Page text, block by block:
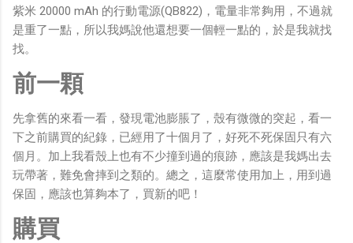
紫米 20000 mAh 的行動電源(QB822)，電量非常夠用，不過就
是重了一點，所以我媽說他還想要一個輕一點的，於是我就找
找。
前一顆
先拿舊的來看一看，發現電池膨脹了，殼有微微的突起，看一
下之前購買的紀錄，已經用了十個月了，好死不死保固只有六
個月。加上我看殼上也有不少撞到過的痕跡，應該是我媽出去
玩帶著，難免會摔到之類的。總之，這麼常使用加上，用到過
保固，應該也算夠本了，買新的吧！
購買